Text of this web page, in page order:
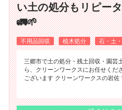
い土の処分もリピー
🚛🌱
不用品回収 植木処分 石・土
三郷市で土の処分・残土回収・園芸
ら、クリーンワークスにお任せくだ
ございます クリーンワークスの岩佐